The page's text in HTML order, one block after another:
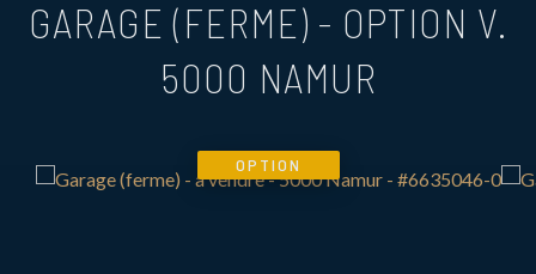
GARAGE (FERME) - OPTION V.
5000 NAMUR
OPTION